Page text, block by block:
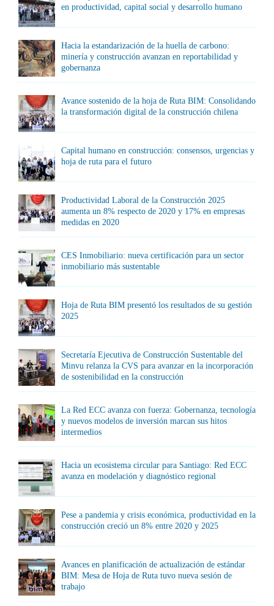
en productividad, capital social y desarrollo humano
Hacia la estandarización de la huella de carbono:
minería y construcción avanzan en reportabilidad y
gobernanza
Avance sostenido de la hoja de Ruta BIM: Consolidando
la transformación digital de la construcción chilena
Capital humano en construcción: consensos, urgencias y
hoja de ruta para el futuro
Productividad Laboral de la Construcción 2025
aumenta un 8% respecto de 2020 y 17% en empresas
medidas en 2020
CES Inmobiliario: nueva certificación para un sector
inmobiliario más sustentable
Hoja de Ruta BIM presentó los resultados de su gestión
2025
Secretaría Ejecutiva de Construcción Sustentable del
Minvu relanza la CVS para avanzar en la incorporación
de sostenibilidad en la construcción
La Red ECC avanza con fuerza: Gobernanza, tecnología
y nuevos modelos de inversión marcan sus hitos
intermedios
Hacia un ecosistema circular para Santiago: Red ECC
avanza en modelación y diagnóstico regional
Pese a pandemia y crisis económica, productividad en la
construcción creció un 8% entre 2020 y 2025
Avances en planificación de actualización de estándar
BIM: Mesa de Hoja de Ruta tuvo nueva sesión de
trabajo